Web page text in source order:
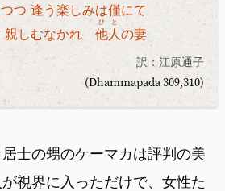
つ 逢う楽しみは僅にて
親しむなかれ 他人
ひと
の妻
訳：江原通子
(Dhammapada 309,310)
士の甥のケーマカは評判の美
視界に入っただけで、女性た